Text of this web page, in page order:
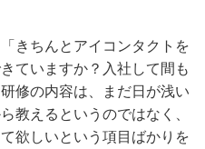
きちんとアイコンタクトを
ていますか？入社して間も
修の内容は、まだ日が浅い
教えるというのではなく、
欲しいという項目ばかりを